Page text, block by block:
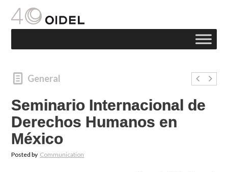
General
Seminario Internacional de
Derechos Humanos en
México
Posted by Communication